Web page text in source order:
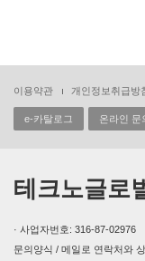
이용약관 개인정보취급방
e-카탈로그 온라인 문
테크노글로
· 사업자번호: 316-87-02976
문의양식 / 메일로 연락처와